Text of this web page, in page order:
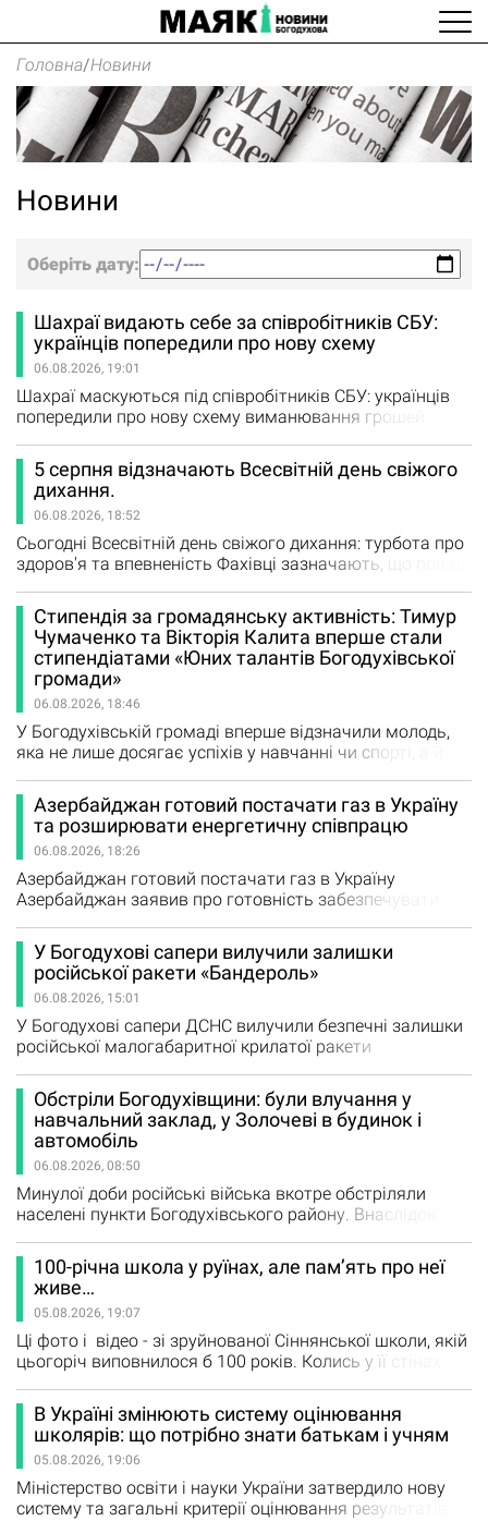
Головна/Новини
Новини
Оберіть дату:
Шахраї видають себе за співробітників СБУ:
українців попередили про нову схему
06.08.2026, 19:01
Шахраї маскуються під співробітників СБУ: українців
попередили про нову схему виманювання грошей
карток і не переказувати гроші незнайомцям.
Державна служба спеціального зв’язку та захисту
інформації попереджає про нову шахрайську схему,
яка набуває популярності в Україні. Аферисти
телефонують громадянам, представляються…
5 серпня відзначають Всесвітній день свіжого
дихання.
06.08.2026, 18:52
Сьогодні Всесвітній день свіжого дихання: турбота про
здоров'я та впевненість Фахівці зазначають, що понад
саме з ротовою порожниною. Щороку 5 серпня
відзначають День свіжого дихання (Fresh Breath Day).
Це неофіційне, але надзвичайно корисне свято,
покликане нагадати людям про важливість гігієни
ротової…
Стипендія за громадянську активність: Тимур
Чумаченко та Вікторія Калита вперше стали
стипендіатами «Юних талантів Богодухівської
громади»
06.08.2026, 18:46
У Богодухівській громаді вперше відзначили молодь,
яка не лише досягає успіхів у навчанні чи спорті, а й
Цьогоріч у межах щорічної стипендії «Юні таланти
Богодухівської громади» з'явилася нова номінація -
«Молодіжне лідерство та висока громадянська
свідомість». Її започаткували, щоб підтримати
активних…
Азербайджан готовий постачати газ в Україну
та розширювати енергетичну співпрацю
06.08.2026, 18:26
Азербайджан готовий постачати газ в Україну
Азербайджан заявив про готовність забезпечувати
потреби. Країна також планує розширювати співпрацю
з Києвом в енергетичній сфері. Про це заявив міністр
закордонних справ Азербайджану Джейхун Байрамов
під час спільної пресконференції з главою МЗС України
Андрієм Сибігою За…
У Богодухові сапери вилучили залишки
російської ракети «Бандероль»
06.08.2026, 15:01
У Богодухові сапери ДСНС вилучили безпечні залишки
російської малогабаритної крилатої ракети
час однієї з ворожих атак. Фахівці наголошують: навіть
після обстрілів окремі елементи ракет, дронів чи інших
боєприпасів можуть залишатися вибухонебезпечними.
Саме тому жителів закликають не наближатися до…
Обстріли Богодухівщини: були влучання у
навчальний заклад, у Золочеві в будинок і
автомобіль
06.08.2026, 08:50
Минулої доби російські війська вкотре обстріляли
населені пункти Богодухівського району. Внаслідок
будинки, господарчі споруди, автомобіль та об'єкти
енергетичної інфраструктури. У Богодухові
пошкоджено будівлю навчального закладу. У селі
Тимофіївка руйнувань зазнали приватний будинок і
господарчі споруди. В Одноробівці…
100-річна школа у руїнах, але пам’ять про неї
живе…
05.08.2026, 19:07
Ці фото і відео - зі зруйнованої Сіннянської школи, якій
цьогоріч виповнилося б 100 років. Колись у її стінах
мрії та зростали покоління сіннянців… Сьогодні ж від
рідної школи залишилися понівечені стіни й болючі
спогади. Світлини та відео редакції надала жителька
громади пані Раїса, яка,…
В Україні змінюють систему оцінювання
школярів: що потрібно знати батькам і учням
05.08.2026, 19:06
Міністерство освіти і науки України затвердило нову
систему та загальні критерії оцінювання результатів